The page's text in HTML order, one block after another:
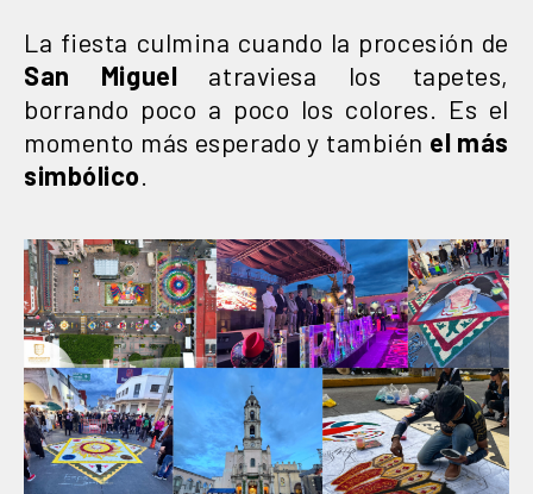
La fiesta culmina cuando la procesión de
San Miguel atraviesa los tapetes,
borrando poco a poco los colores. Es el
momento más esperado y también el más
simbólico.